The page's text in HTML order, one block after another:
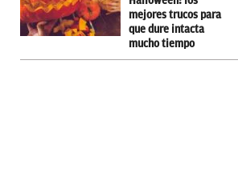
mejores trucos para
que dure intacta
mucho tiempo